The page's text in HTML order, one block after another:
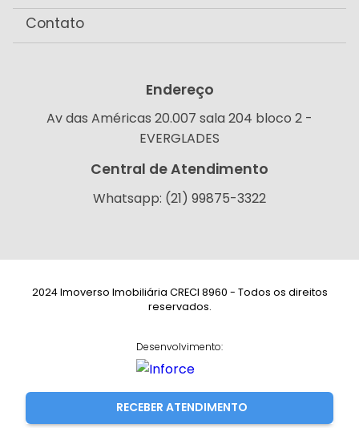
RECEBER ATENDIMENTO
Contato
Endereço
Av das Américas 20.007 sala 204 bloco 2 -
EVERGLADES
Central de Atendimento
Whatsapp: (21) 99875-3322
2024 Imoverso Imobiliária CRECI 8960 - Todos os direitos
reservados.
Desenvolvimento: